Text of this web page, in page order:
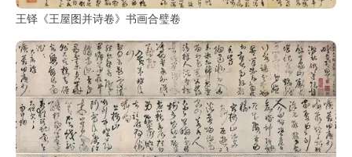
王铎《王屋图并诗卷》书画合璧卷
术
品
图
库
/
Artwork